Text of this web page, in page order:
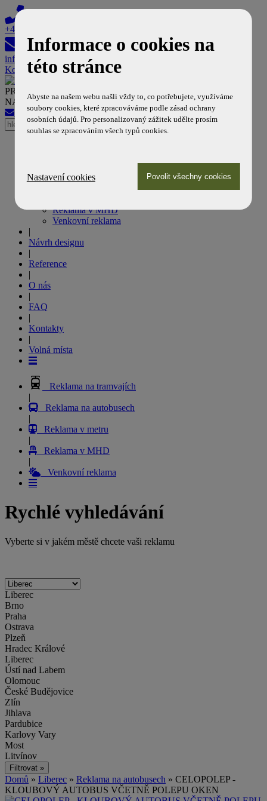
+420 608 603 308
info@reklamanamhd.cz
Košík
PROFESIONÁLNÍ PARTNER DOPRAVNÍCH PODNIKŮ
NA POLI MHD REKLAMY
info@reklamanamhd.cz
+420 608 603 308
Reklama na tramvajích
Reklama na autobusech
Reklama v MHD
Venkovní reklama
|
Návrh designu
|
Reference
|
O nás
|
FAQ
|
Kontakty
|
Volná místa
Reklama na tramvajích
|
Reklama na autobusech
|
Reklama v metru
|
Reklama v MHD
|
Venkovní reklama
Rychlé vyhledávání
Vyberte si v jakém městě chcete vaši reklamu
Liberec
Brno
Praha
Ostrava
Plzeň
Hradec Králové
Liberec
Ústí nad Labem
Olomouc
České Budějovice
Zlín
Jihlava
Pardubice
Karlovy Vary
Most
Litvínov
Domů » Liberec » Reklama na autobusech » CELOPOLEP -
KLOUBOVÝ AUTOBUS VČETNĚ POLEPU OKEN
Informace o cookies na
této stránce
Abyste na našem webu našli vždy to, co potřebujete, využíváme
soubory cookies, které zpracováváme podle zásad ochrany
osobních údajů. Pro personalizovaný zážitek udělte prosím
souhlas se zpracováním všech typů cookies.
Nastavení cookies